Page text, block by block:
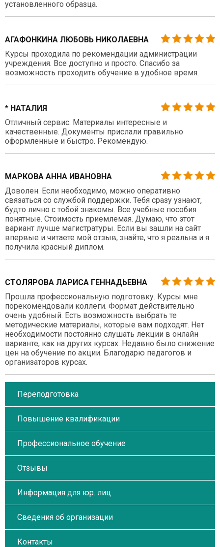
установленного образца.
АГАФОНКИНА ЛЮБОВЬ НИКОЛАЕВНА
Курсы проходила по рекомендации администрации
учреждения. Все доступно и просто. Спасибо за
возможность проходить обучение в удобное время.
* НАТАЛИЯ
Отличный сервис. Материалы интересные и
качественные. Документы прислали правильно
оформленные и быстро. Рекомендую.
МАРКОВА АННА ИВАНОВНА
Доволен. Если необходимо, можно оперативно
связаться со службой поддержки. Тебя сразу узнают,
будто лично с тобой знакомы. Все учебные пособия
понятные. Стоимость приемлемая. Думаю, что этот
вариант лучше магистратуры. Если вы зашли на сайт
впервые и читаете мой отзыв, знайте, что я реальна и я
получила красный диплом.
СТОЛЯРОВА ЛАРИСА ГЕННАДЬЕВНА
Прошла профессиональную подготовку. Курсы мне
порекомендовали коллеги. Формат действительно
очень удобный. Есть возможность выбрать те
методические материалы, которые вам подходят. Нет
необходимости постоянно слушать лекции в онлайн
варианте, как на других курсах. Недавно было снижение
цен на обучение по акции. Благодарю педагогов и
организаторов курсах.
Переподготовка
Повышение квалификации
Профессиональное обучение
Отзывы
Информация для юр. лиц
Сведения об организации
Контакты